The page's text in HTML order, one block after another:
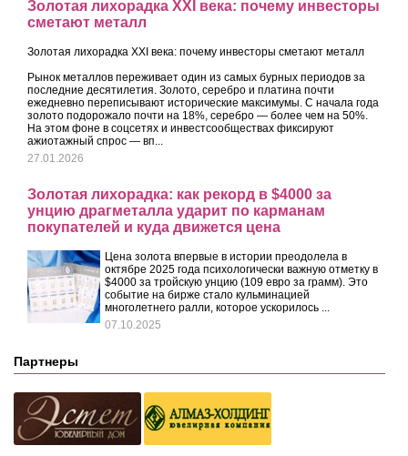
Золотая лихорадка XXI века: почему инвесторы
сметают металл
Золотая лихорадка XXI века: почему инвесторы сметают металл
Рынок металлов переживает один из самых бурных периодов за
последние десятилетия. Золото, серебро и платина почти
ежедневно переписывают исторические максимумы. С начала года
золото подорожало почти на 18%, серебро — более чем на 50%.
На этом фоне в соцсетях и инвестсообществах фиксируют
ажиотажный спрос — вп...
27.01.2026
Золотая лихорадка: как рекорд в $4000 за
унцию драгметалла ударит по карманам
покупателей и куда движется цена
Цена золота впервые в истории преодолела в
октябре 2025 года психологически важную отметку в
$4000 за тройскую унцию (109 евро за грамм). Это
событие на бирже стало кульминацией
многолетнего ралли, которое ускорилось ...
07.10.2025
Партнеры